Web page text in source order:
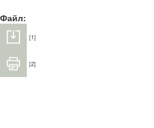
Файл:
[1]
[2]